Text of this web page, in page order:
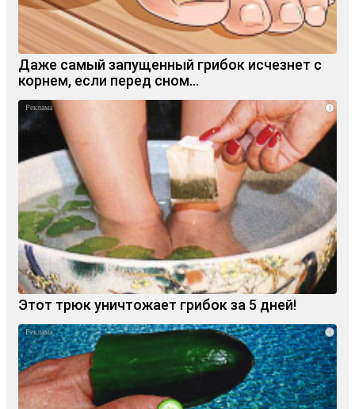
Даже самый запущенный грибок исчезнет с
корнем, если перед сном…
i
Этот трюк уничтожает грибок за 5 дней!
i